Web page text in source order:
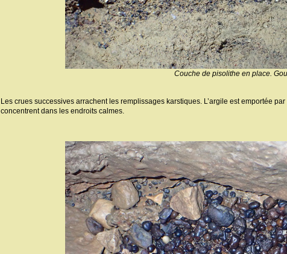
Couche de pisolithe en place.
Les crues successives arrachent les remplissages karstiques. L’argile est emportée
concentrent dans les endroits calmes.